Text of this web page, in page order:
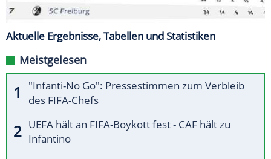
Aktuelle Ergebnisse, Tabellen und Statistiken
Meistgelesen
"Infanti-No Go": Pressestimmen zum Verbleib
des FIFA-Chefs
UEFA hält an FIFA-Boykott fest - CAF hält zu
Infantino